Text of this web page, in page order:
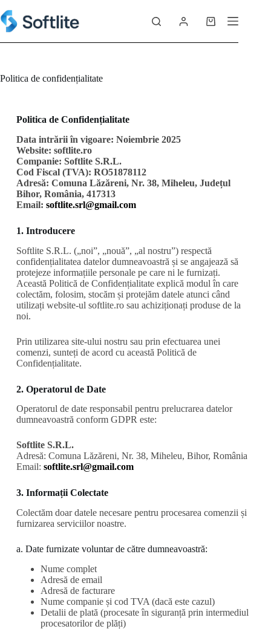
Politica de confidențialitate
Politica de Confidențialitate
Data intrării în vigoare: Noiembrie 2025
Website: softlite.ro
Companie: Softlite S.R.L.
Cod Fiscal (TVA): RO51878112
Adresă: Comuna Lăzăreni, Nr. 38, Miheleu, Județul
Bihor, România, 417313
Email: softlite.srl@gmail.com
1. Introducere
Softlite S.R.L. („noi”, „nouă”, „al nostru”) respectă
confidențialitatea datelor dumneavoastră și se angajează să
protejeze informațiile personale pe care ni le furnizați.
Această Politică de Confidențialitate explică modul în care
colectăm, folosim, stocăm și protejăm datele atunci când
utilizați website-ul softlite.ro sau achiziționați produse de la
noi.
Prin utilizarea site-ului nostru sau prin efectuarea unei
comenzi, sunteți de acord cu această Politică de
Confidențialitate.
2. Operatorul de Date
Operatorul de date responsabil pentru prelucrarea datelor
dumneavoastră conform GDPR este:
Softlite S.R.L.
Adresă: Comuna Lăzăreni, Nr. 38, Miheleu, Bihor, România
Email: softlite.srl@gmail.com
3. Informații Colectate
Colectăm doar datele necesare pentru procesarea comenzii și
furnizarea serviciilor noastre.
a. Date furnizate voluntar de către dumneavoastră:
Nume complet
Adresă de email
Adresă de facturare
Nume companie și cod TVA (dacă este cazul)
Detalii de plată (procesate în siguranță prin intermediul
procesatorilor de plăți)